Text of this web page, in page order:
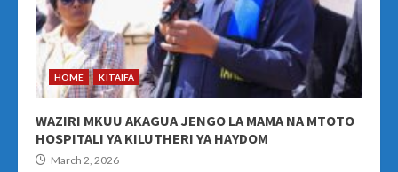
HOME KITAIFA
WAZIRI MKUU AKAGUA JENGO LA MAMA NA MTOTO
HOSPITALI YA KILUTHERI YA HAYDOM
March 2, 2026